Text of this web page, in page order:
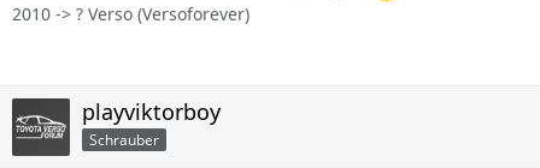
2010 -> ? Verso (Versoforever)
playviktorboy
Schrauber